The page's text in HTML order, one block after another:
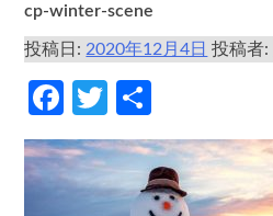
cp-winter-scene
投稿日: 2020年12月4日 投稿者:
Facebook
Twitter
有